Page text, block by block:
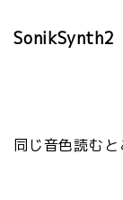
SonikSynth2
同じ音色読むと